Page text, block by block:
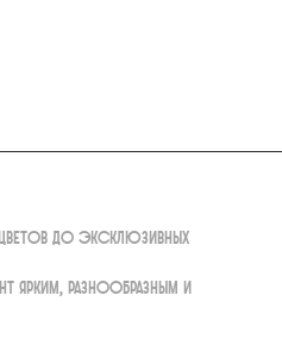
до эксклюзивных
ярким, разнообразным и